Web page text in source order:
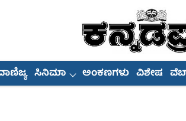
ಸಿನಿಮಾ ಅಂಕಣಗಳು ವಿಶೇಷ